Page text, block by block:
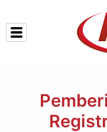
to
content